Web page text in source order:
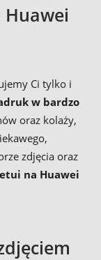
Huawei
Ci tylko i
w bardzo
oraz kolaży,
zdjęcia oraz
etui na Huawei